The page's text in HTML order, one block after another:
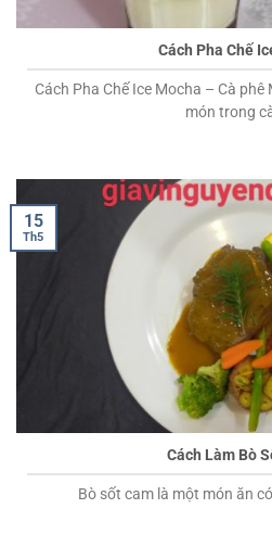
Cách Pha Chế
Cách Pha Chế Ice Mocha – Cà
món trong
Cách Làm Bò
Bò sốt cam là một món ăn
15
Th5